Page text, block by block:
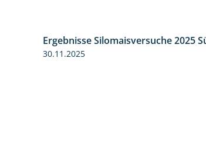
Ergebnisse Silomaisversuche 2025
30.11.2025